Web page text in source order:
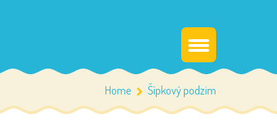
Home Šípkový podzim